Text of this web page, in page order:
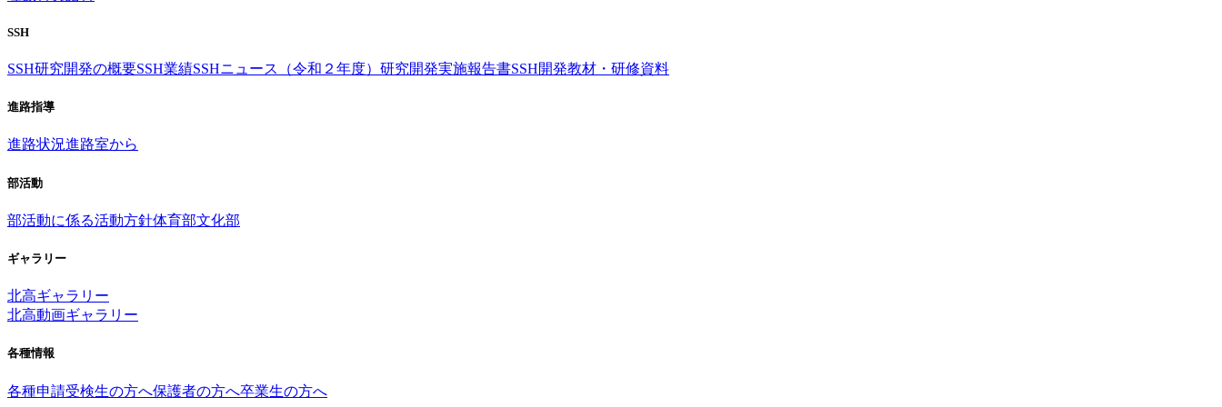
SSH
SSH研究開発の概要SSH業績SSHニュース（令和２年度） 研究開発実施報告書SSH開発教材・研修資料
進路指導
進路状況進路室から
部活動
部活動に係る活動方針体育部文化部
ギャラリー
北高ギャラリー
北高動画ギャラリー
各種情報
各種申請受検生の方へ保護者の方へ卒業生の方へ